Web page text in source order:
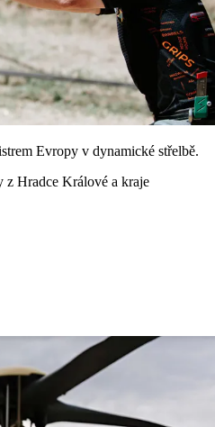
Evropy v dynamické střelbě.
z Hradce Králové a kraje